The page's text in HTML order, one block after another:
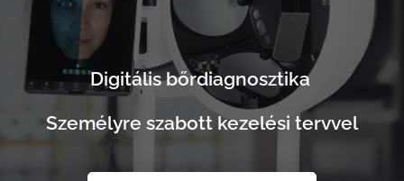
Digitális bőrdiagnosztika
Személyre szabott kezelési tervvel